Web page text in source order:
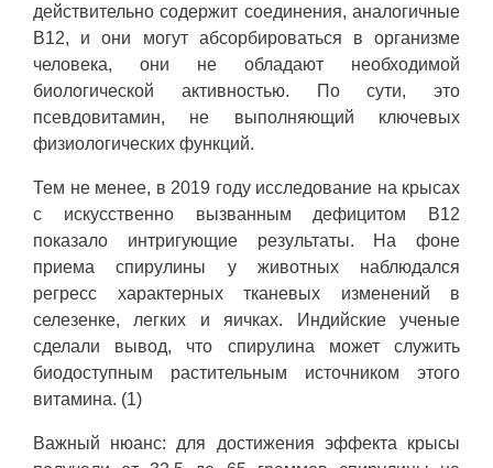
действительно содержит соединения, аналогичные
B12, и они могут абсорбироваться в организме
человека, они не обладают необходимой
биологической активностью. По сути, это
псевдовитамин, не выполняющий ключевых
физиологических функций.
Тем не менее, в 2019 году исследование на крысах
с искусственно вызванным дефицитом B12
показало интригующие результаты. На фоне
приема спирулины у животных наблюдался
регресс характерных тканевых изменений в
селезенке, легких и яичках. Индийские ученые
сделали вывод, что спирулина может служить
биодоступным растительным источником этого
витамина. (1)
Важный нюанс: для достижения эффекта крысы